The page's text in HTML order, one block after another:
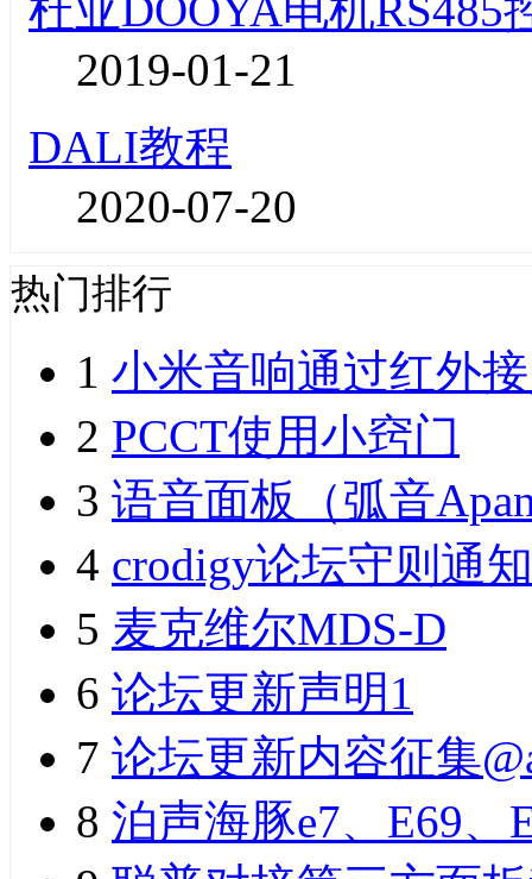
杜亚DOOYA电机RS485
2019-01-21
DALI教程
2020-07-20
热门排行
1 小米音响通过红外
2 PCCT使用小窍门
3 语音面板（弧音
4 crodigy论坛守则通知
5 麦克维尔MDS-D
6 论坛更新声明1
7 论坛更新内容征集
8 泊声海豚e7、E69、